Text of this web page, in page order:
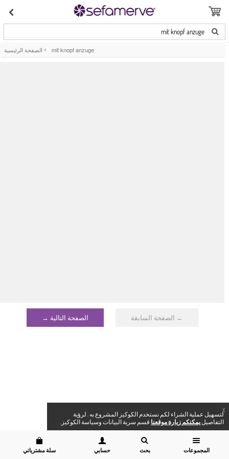
Xلتسهيل عملية الشراء لكم نستخدم الكوكيز المشروع به . لرؤية
التفاصيليمكنكم زيارة موقعنا قسم سرية البيانات وسياسة الكوكيز.
mit knopf anzuge
المجموعات بحث حسابي سلة مشترياتي
الصفحة الرئيسية > mit knopf anzuge
← الصفحة السابقة الصفحة التالية →